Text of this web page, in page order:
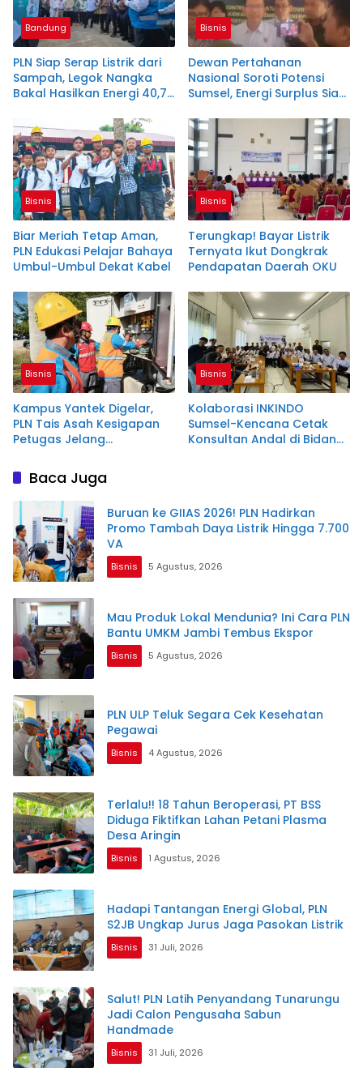
Bandung
PLN Siap Serap Listrik dari
Sampah, Legok Nangka
Bakal Hasilkan Energi 40,79
Bisnis
Dewan Pertahanan
Nasional Soroti Potensi
Sumsel, Energi Surplus Siap
Bisnis
Biar Meriah Tetap Aman,
PLN Edukasi Pelajar Bahaya
Umbul-Umbul Dekat Kabel
Bisnis
Terungkap! Bayar Listrik
Ternyata Ikut Dongkrak
Pendapatan Daerah OKU
Bisnis
Kampus Yantek Digelar,
PLN Tais Asah Kesigapan
Petugas Jelang
Bisnis
Kolaborasi INKINDO
Sumsel-Kencana Cetak
Konsultan Andal di Bidang
Baca Juga
Buruan ke GIIAS 2026! PLN Hadirkan
Promo Tambah Daya Listrik Hingga 7.700
VA
Bisnis 5 Agustus, 2026
Mau Produk Lokal Mendunia? Ini Cara PLN
Bantu UMKM Jambi Tembus Ekspor
Bisnis 5 Agustus, 2026
PLN ULP Teluk Segara Cek Kesehatan
Pegawai
Bisnis 4 Agustus, 2026
Terlalu!! 18 Tahun Beroperasi, PT BSS
Diduga Fiktifkan Lahan Petani Plasma
Desa Aringin
Bisnis 1 Agustus, 2026
Hadapi Tantangan Energi Global, PLN
S2JB Ungkap Jurus Jaga Pasokan Listrik
Bisnis 31 Juli, 2026
Salut! PLN Latih Penyandang Tunarungu
Jadi Calon Pengusaha Sabun
Handmade
Bisnis 31 Juli, 2026